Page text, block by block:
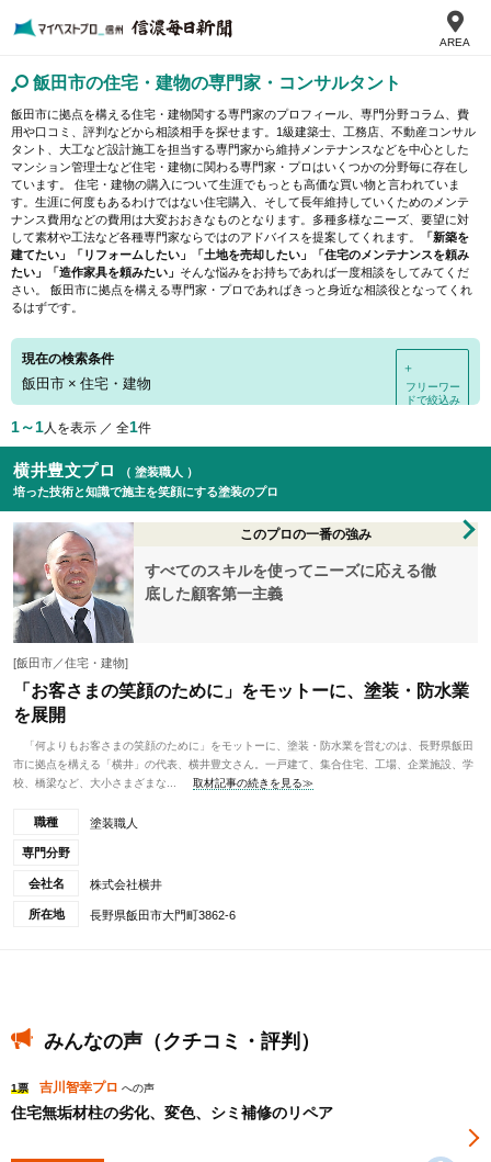
AREA
飯田市の住宅・建物の専門家・コンサルタント
飯田市に拠点を構える住宅・建物関する専門家のプロフィール、専門分野コラム、費
用や口コミ、評判などから相談相手を探せます。1級建築士、工務店、不動産コンサル
タント、大工など設計施工を担当する専門家から維持メンテナンスなどを中心とした
マンション管理士など住宅・建物に関わる専門家・プロはいくつかの分野毎に存在し
ています。 住宅・建物の購入について生涯でもっとも高価な買い物と言われていま
す。生涯に何度もあるわけではない住宅購入、そして長年維持していくためのメンテ
ナンス費用などの費用は大変おおきなものとなります。多種多様なニーズ、要望に対
して素材や工法など各種専門家ならではのアドバイスを提案してくれます。
「新築を
建てたい」「リフォームしたい」「土地を売却したい」「住宅のメンテナンスを頼み
たい」「造作家具を頼みたい」 そんな悩みをお持ちであれば一度相談をしてみてくだ
さい。 飯田市に拠点を構える専門家・プロであればきっと身近な相談役となってくれ
るはずです。
現在の検索条件
飯田市 × 住宅・建物
＋
フリーワー
ドで絞込み
1～1人を表示 ／ 全1件
横井豊文プロ
（ 塗装職人 ）
培った技術と知識で施主を笑顔にする塗装のプロ
このプロの一番の強み
すべてのスキルを使ってニーズに応える徹
底した顧客第一主義
[飯田市／住宅・建物]
「お客さまの笑顔のために」をモットーに、塗装・防水業
を展開
「何よりもお客さまの笑顔のために」をモットーに、塗装・防水業を営むのは、長野県飯田
市に拠点を構える「横井」の代表、横井豊文さん。一戸建て、集合住宅、工場、企業施設、学
校、橋梁など、大小さまざまな...
取材記事の続きを見る≫
職種 塗装職人
専門分野
会社名 株式会社横井
所在地 長野県飯田市大門町3862-6
みんなの声（クチコミ・評判）
1票 吉川智幸プロ への声
住宅無垢材柱の劣化、変色、シミ補修のリペア